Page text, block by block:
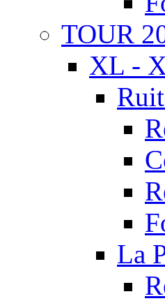
TOUR
XL -
La